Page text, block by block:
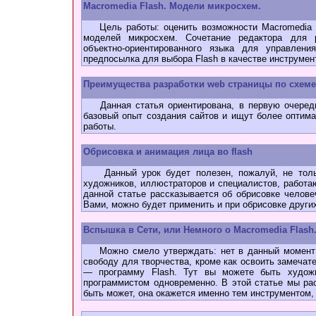
Macromedia Flash. Модели микросхем.
Цель работы: оценить возможности Macromedia
моделей микросхем. Сочетание редактора для
объектно-ориентированного языка для
предпосылка для выбора Flash в качестве
Преимущества разработки web страницы по
Данная статья ориентирована, в первую
базовый опыт создания сайтов и ищут более
работы.
Обрисовка и анимация лица во flash
Данный урок будет полезен, пожалуй, не
художников, иллюстраторов и специалистов,
данной статье рассказывается об обрисовке
Вами, можно будет применить и при обрисовке
Вспышка в Сети, или Немного о Macromedia
Можно смело утверждать: нет в данный момент
свободу для творчества, кроме как освоить
— программу Flash. Тут вы можете быть
программистом одновременно. В этой статье мы
быть может, она окажется именно тем